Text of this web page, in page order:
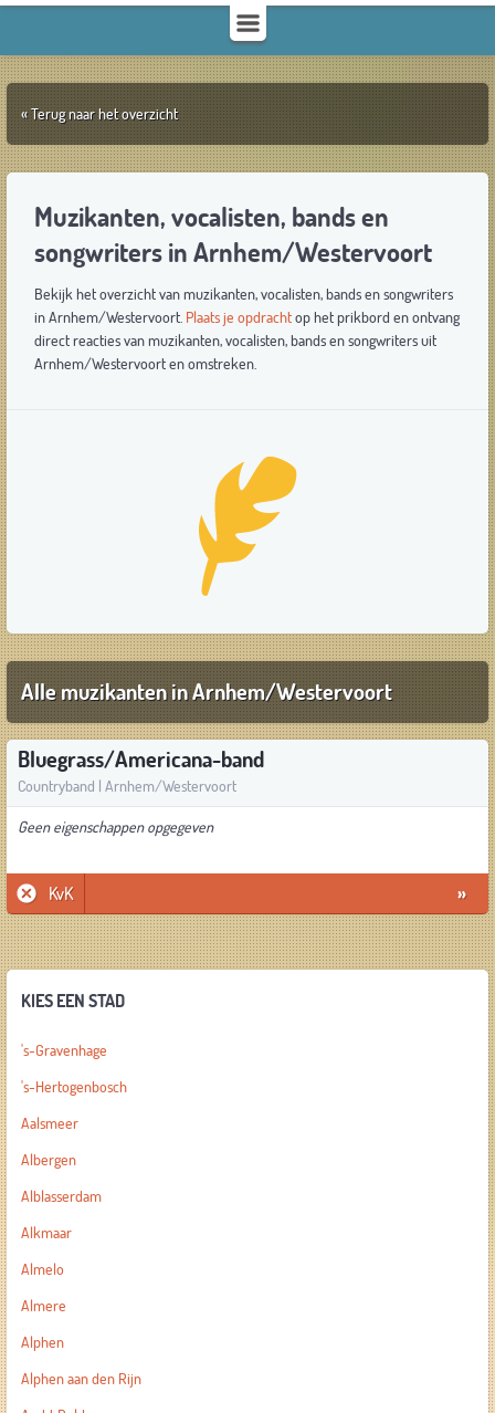
« Terug naar het overzicht
Muzikanten, vocalisten, bands en
songwriters in Arnhem/Westervoort
Bekijk het overzicht van muzikanten, vocalisten, bands en songwriters
in Arnhem/Westervoort. Plaats je opdrachtop het prikbord en ontvang
direct reacties van muzikanten, vocalisten, bands en songwriters uit
Arnhem/Westervoort en omstreken.
Alle muzikanten in Arnhem/Westervoort
Bluegrass/Americana-band
Countryband | Arnhem/Westervoort
Geen eigenschappen opgegeven
KvK »
KIES EEN STAD
's-Gravenhage
's-Hertogenbosch
Aalsmeer
Albergen
Alblasserdam
Alkmaar
Almelo
Almere
Alphen
Alphen aan den Rijn